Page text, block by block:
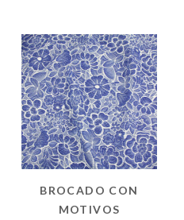
BROCADO CON
MOTIVOS